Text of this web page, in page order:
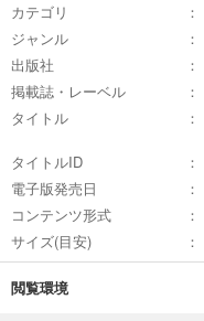
カテゴリ
ジャンル
出版社
掲載誌・レーベル
タイトル
タイトルID
電子版発売日
コンテンツ形式
サイズ(目安)
閲覧環境